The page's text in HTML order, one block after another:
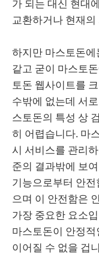
가 되는 대신 현대
교환하거나 현재
하지만 마스토돈
같고 굳이 마스토
토돈 웹사이트를
수밖에 없는데 서
스토돈의 특성 상
히 어렵습니다. 마
시 서비스를 관리
준의 결과밖에 보
기능으로부터 안
으며 이 안전함은
가장 중요한 요소
마스토돈이 안정
이어질 수 없을 겁